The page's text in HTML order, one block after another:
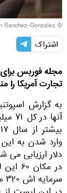
© AFP 2023 / Adrian Sanchez-Gonzalez
اشتراک
تجارت آمریکا را
به گزارش
دلار ارزیابی می
در
سرمایه اش ۳۲۰ میلیون دلار است.